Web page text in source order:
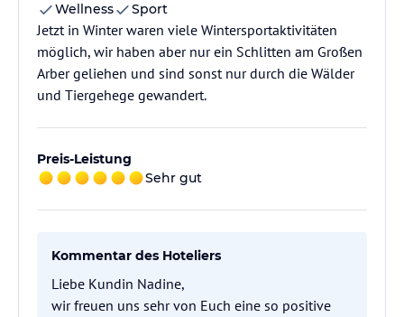
Wellness Sport
Jetzt in Winter waren viele Wintersportaktivitäten
möglich, wir haben aber nur ein Schlitten am Großen
Arber geliehen und sind sonst nur durch die Wälder
und Tiergehege gewandert.
Preis-Leistung
Sehr gut
Kommentar des Hoteliers
Liebe Kundin Nadine,
wir freuen uns sehr von Euch eine so positive